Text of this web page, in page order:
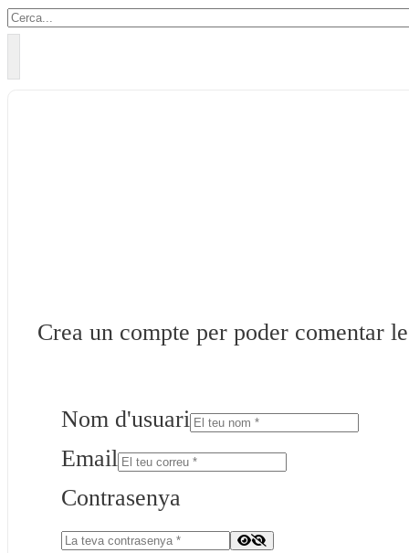
Crea un compte per poder comentar
Nom d'usuari
Email
Contrasenya